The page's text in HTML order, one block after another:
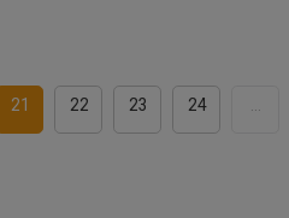
21 22 23 24 ...